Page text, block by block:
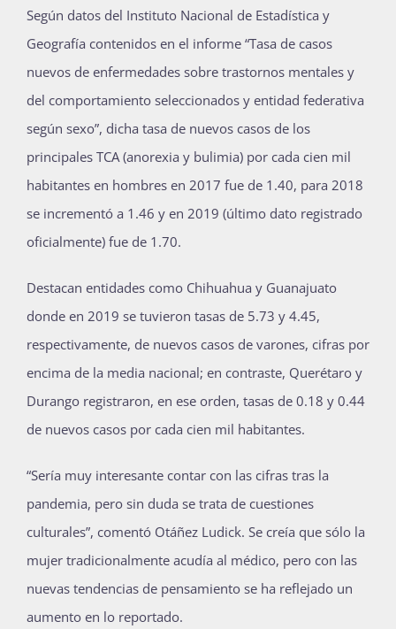
Según datos del Instituto Nacional de Estadística y
Geografía contenidos en el informe “Tasa de casos
nuevos de enfermedades sobre trastornos mentales y
del comportamiento seleccionados y entidad federativa
según sexo”, dicha tasa de nuevos casos de los
principales TCA (anorexia y bulimia) por cada cien mil
habitantes en hombres en 2017 fue de 1.40, para 2018
se incrementó a 1.46 y en 2019 (último dato registrado
oficialmente) fue de 1.70.
Destacan entidades como Chihuahua y Guanajuato
donde en 2019 se tuvieron tasas de 5.73 y 4.45,
respectivamente, de nuevos casos de varones, cifras por
encima de la media nacional; en contraste, Querétaro y
Durango registraron, en ese orden, tasas de 0.18 y 0.44
de nuevos casos por cada cien mil habitantes.
“Sería muy interesante contar con las cifras tras la
pandemia, pero sin duda se trata de cuestiones
culturales”, comentó Otáñez Ludick. Se creía que sólo la
mujer tradicionalmente acudía al médico, pero con las
nuevas tendencias de pensamiento se ha reflejado un
aumento en lo reportado.